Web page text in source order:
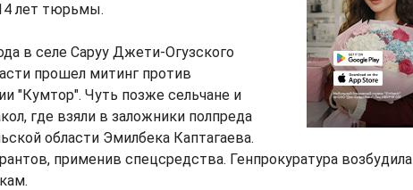
лет тюрьмы.
в селе Саруу Джети-Огузского
прошел митинг против
"Кумтор". Чуть позже сельчане и
где взяли в заложники полпреда
области Эмилбека Каптагаева.
применив спецсредства. Генпрокуратура возбудила